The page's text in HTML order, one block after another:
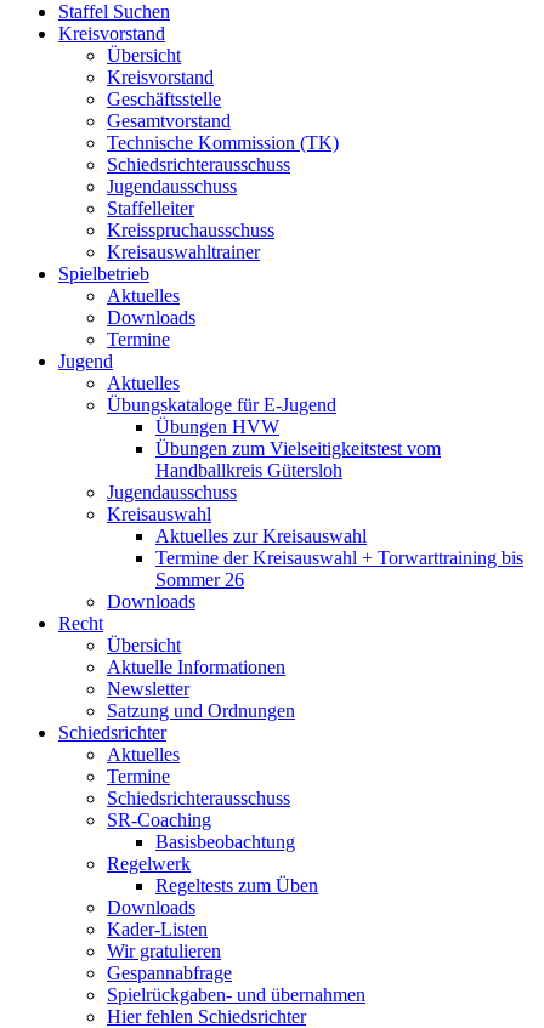
Staffel Suchen
Kreisvorstand
Übersicht
Kreisvorstand
Geschäftsstelle
Gesamtvorstand
Technische Kommission (TK)
Schiedsrichterausschuss
Jugendausschuss
Staffelleiter
Kreisspruchausschuss
Kreisauswahltrainer
Spielbetrieb
Aktuelles
Downloads
Termine
Jugend
Aktuelles
Übungskataloge für E-Jugend
Übungen HVW
Übungen zum Vielseitigkeitstest vom
Handballkreis Gütersloh
Jugendausschuss
Kreisauswahl
Aktuelles zur Kreisauswahl
Termine der Kreisauswahl + Torwarttraining bis
Sommer 26
Downloads
Recht
Übersicht
Aktuelle Informationen
Newsletter
Satzung und Ordnungen
Schiedsrichter
Aktuelles
Termine
Schiedsrichterausschuss
SR-Coaching
Basisbeobachtung
Regelwerk
Regeltests zum Üben
Downloads
Kader-Listen
Wir gratulieren
Gespannabfrage
Spielrückgaben- und übernahmen
Hier fehlen Schiedsrichter